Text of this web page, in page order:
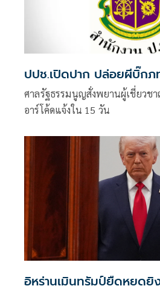
ปปช.เปิดปาก ปล่อยผีบิ๊ก
ศาลรัฐธรรมนูญสั่งพยานผู้เชี่ยวช
อาร์โค้ดแจ้งใน 15 วัน
อิหร่านเมินทรัมป์ยืดหยุดยิ